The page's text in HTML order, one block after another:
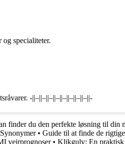
specialiteter.
-||–||–||–||–||–||–||–||–||-
finder du den perfekte løsning til din
• Guide til at finde de
vejrprognoser• Klikgulv: En